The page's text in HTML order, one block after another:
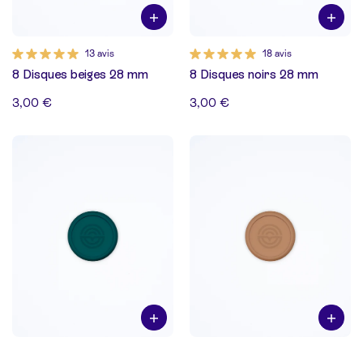
13 avis
8 Disques beiges 28 mm
3,00 €
18 avis
8 Disques noirs 28 mm
3,00 €